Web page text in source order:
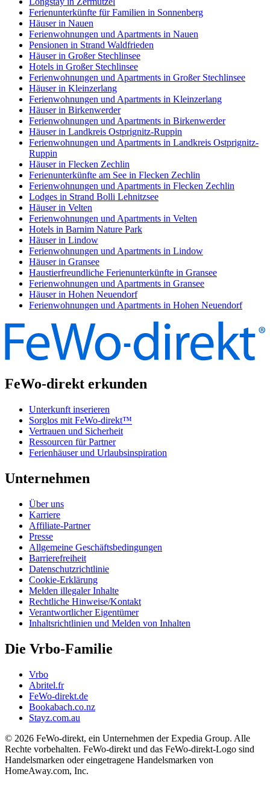
Ferienunterkünfte für Familien in Sonnenberg
Häuser in Nauen
Ferienwohnungen und Apartments in Nauen
Pensionen in Strand Waldfrieden
Häuser in Großer Stechlinsee
Hotels in Großer Stechlinsee
Ferienwohnungen und Apartments in Großer Stechlinsee
Häuser in Kleinzerlang
Ferienwohnungen und Apartments in Kleinzerlang
Häuser in Birkenwerder
Ferienwohnungen und Apartments in Birkenwerder
Häuser in Landkreis Ostprignitz-Ruppin
Ferienwohnungen und Apartments in Landkreis Ostprignitz-
Ruppin
Häuser in Flecken Zechlin
Ferienunterkünfte am See in Flecken Zechlin
Ferienwohnungen und Apartments in Flecken Zechlin
Lodges in Strand Bolli Lehnitzsee
Häuser in Velten
Ferienwohnungen und Apartments in Velten
Hotels in Barnim Nature Park
Häuser in Lindow
Ferienwohnungen und Apartments in Lindow
Häuser in Gransee
Haustierfreundliche Ferienunterkünfte in Gransee
Ferienwohnungen und Apartments in Gransee
Häuser in Hohen Neuendorf
Ferienwohnungen und Apartments in Hohen Neuendorf
FeWo-direkt erkunden
Unterkunft inserieren
Sorglos mit FeWo-direkt™
Vertrauen und Sicherheit
Ressourcen für Partner
Ferienhäuser und Urlaubsinspiration
Unternehmen
Über uns
Karriere
Affiliate-Partner
Presse
Allgemeine Geschäftsbedingungen
Barrierefreiheit
Datenschutzrichtlinie
Cookie-Erklärung
Melden illegaler Inhalte
Rechtliche Hinweise/Kontakt
Verantwortlicher Eigentümer
Inhaltsrichtlinien und Melden von Inhalten
Die Vrbo-Familie
Vrbo
Abritel.fr
FeWo-direkt.de
Bookabach.co.nz
Stayz.com.au
© 2026 FeWo-direkt, ein Unternehmen der Expedia Group. Alle
Rechte vorbehalten. FeWo-direkt und das FeWo-direkt-Logo sind
Handelsmarken oder eingetragene Handelsmarken von
HomeAway.com, Inc.